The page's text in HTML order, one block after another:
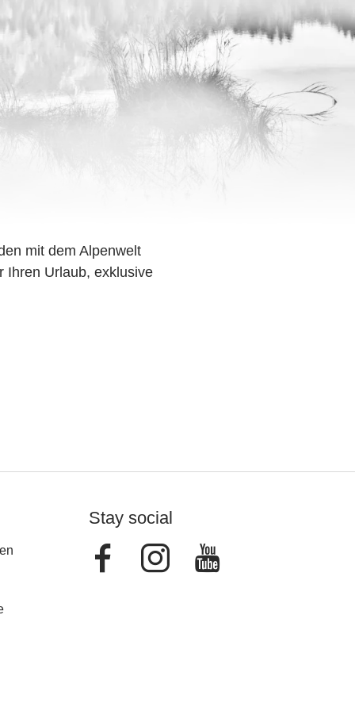
mit dem Alpenwelt
Ihren Urlaub, exklusive
Stay social
FacebookInstagram